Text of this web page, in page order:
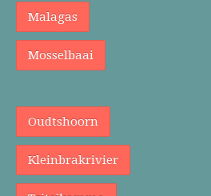
Malagas
Mosselbaai
Oudtshoorn
Kleinbrakrivier